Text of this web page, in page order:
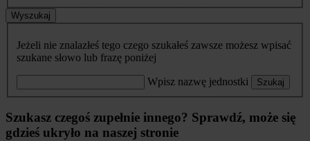
Wyszukaj
Jeżeli nie znalazłeś tego czego szukałeś zawsze możesz wpisać
szukane słowo lub frazę poniżej
Wpisz nazwę jednostki Szukaj
Szukasz czegoś zupełnie innego? Sprawdź, może się
gdzieś ukryło na naszej stronie